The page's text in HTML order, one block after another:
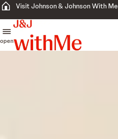
Visit Johnson & Johnson With Me
open